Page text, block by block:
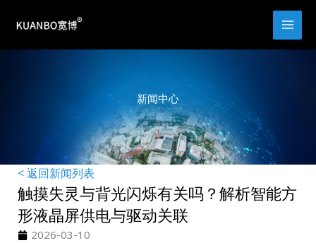
新闻中心
< 返回新闻列表
触摸失灵与背光闪烁有关吗？解析智能方
形液晶屏供电与驱动关联
2026-03-10